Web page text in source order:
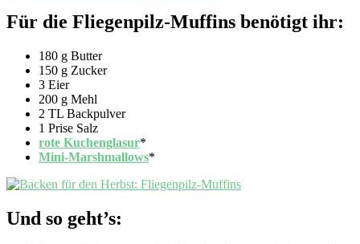
Für die Fliegenpilz-Muffins benötigt ihr:
180 g Butter
150 g Zucker
3 Eier
200 g Mehl
2 TL Backpulver
1 Prise Salz
rote Kuchenglasur*
Mini-Marshmallows*
Und so geht’s: